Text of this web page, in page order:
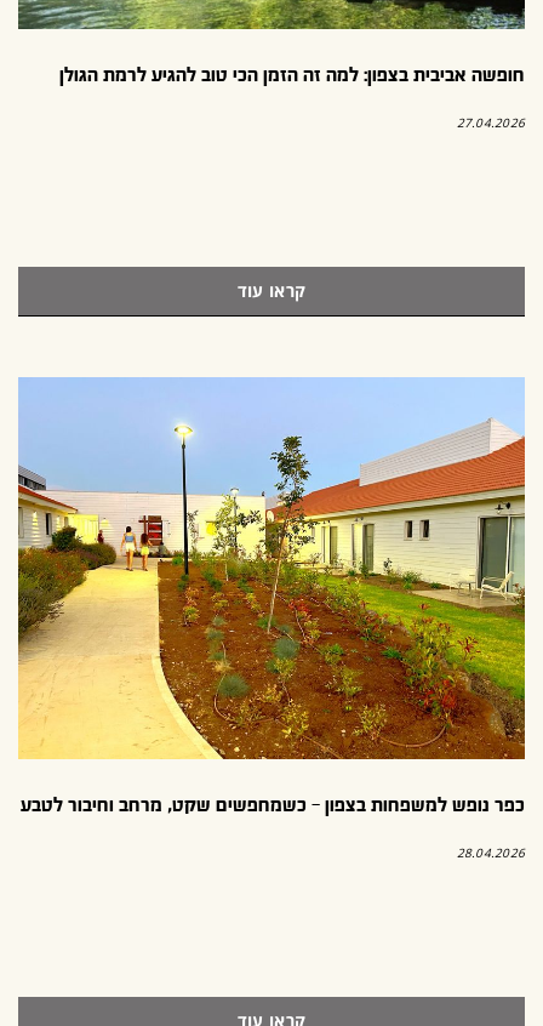
חופשה אביבית בצפון: למה זה הזמן הכי טוב להגיע לרמת הגולן
27.04.2026
קראו עוד
כפר נופש למשפחות בצפון – כשמחפשים שקט, מרחב וחיבור לטבע
28.04.2026
קראו עוד